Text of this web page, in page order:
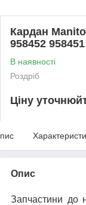
Кардан
958452 958451
В наявності
Роздріб
Ціну
Опис
Запчастини до